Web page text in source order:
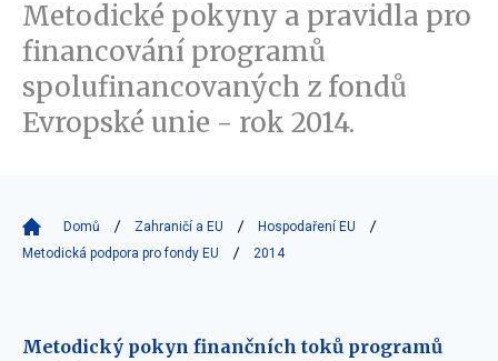
Metodické pokyny a pravidla pro
financování programů
spolufinancovaných z fondů
Evropské unie - rok 2014.
Domů Zahraničí a EU
Hospodaření EU
Metodická podpora pro fondy EU
2014
Metodický pokyn finančních toků programů